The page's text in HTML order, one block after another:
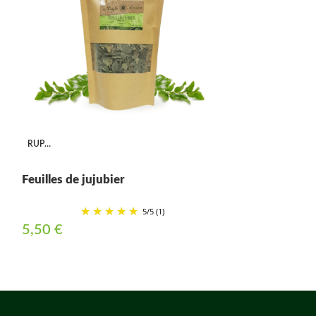
RUPTURE
Feuilles de jujubier
5/5 (1)
5,50 €